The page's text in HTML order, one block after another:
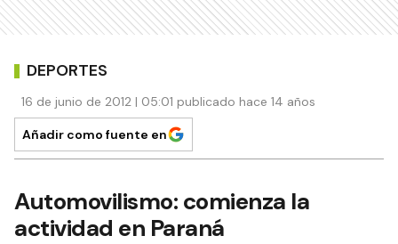
DEPORTES
16 de junio de 2012 | 05:01 publicado hace 14 años
Añadir como fuente en
Automovilismo: comienza la
actividad en Paraná